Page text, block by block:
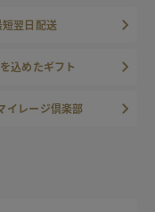
短翌日配送
込めたギフト
イレージ倶楽部